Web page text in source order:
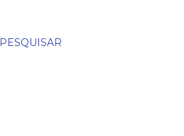
PESQUISAR